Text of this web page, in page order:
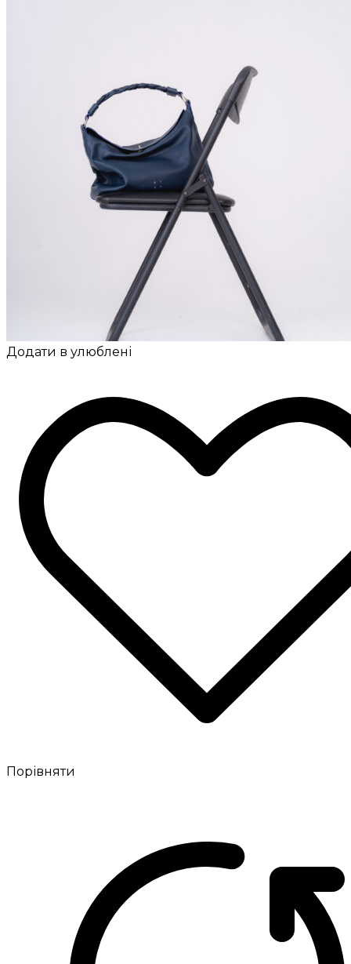
Додати в улюблені
Порівняти